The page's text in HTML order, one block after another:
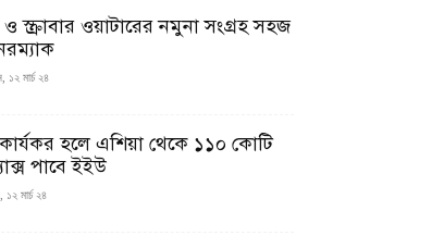
ও স্ক্রাবার ওয়াটারের নমুনা সংগ্রহ সহজ
১২ মার্চ ২৪
হলে এশিয়া থেকে ১১০ কোটি
পাবে ইইউ
মার্চ ২৪